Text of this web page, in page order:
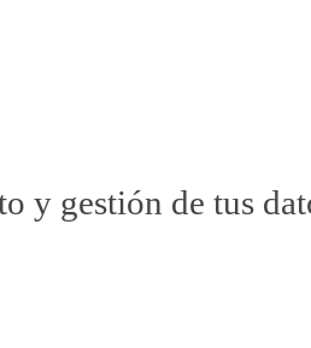
y gestión de tus